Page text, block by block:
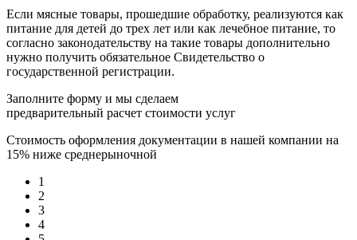
Если мясные товары, прошедшие обработку, реализуются как
питание для детей до трех лет или как лечебное питание, то
согласно законодательству на такие товары дополнительно
нужно получить обязательное Свидетельство о
государственной регистрации.
Заполните форму и мы сделаем
предварительный расчет стоимости услуг
Стоимость оформления документации в нашей компании на
15% ниже среднерыночной
1
2
3
4